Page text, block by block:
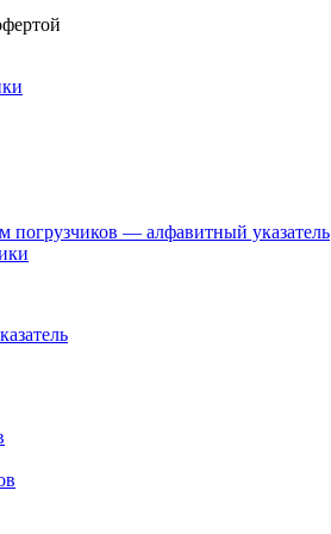
погрузчиков — алфавитный указатель